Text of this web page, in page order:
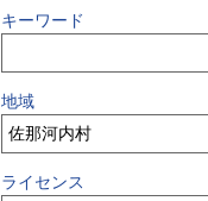
キーワード
地域
ライセンス